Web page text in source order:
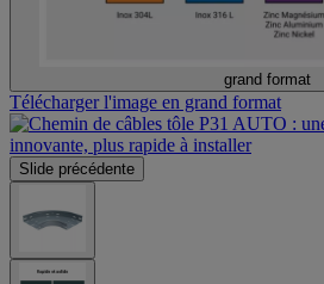
grand format
Télécharger l'image en grand format
Slide précédente